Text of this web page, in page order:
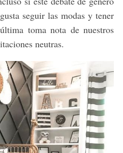
seguir las modas y tener
toma nota de nuestros
neutras.